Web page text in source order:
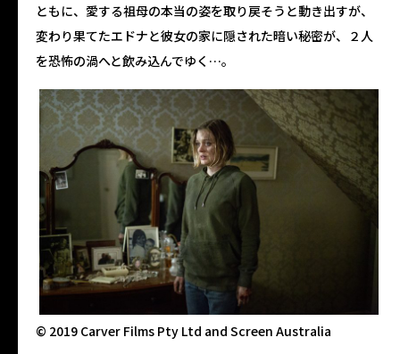
ともに、愛する祖母の本当の姿を取り戻そうと動き出すが、
変わり果てたエドナと彼女の家に隠された暗い秘密が、２人
を恐怖の渦へと飲み込んでゆく…。
© 2019 Carver Films Pty Ltd and Screen Australia